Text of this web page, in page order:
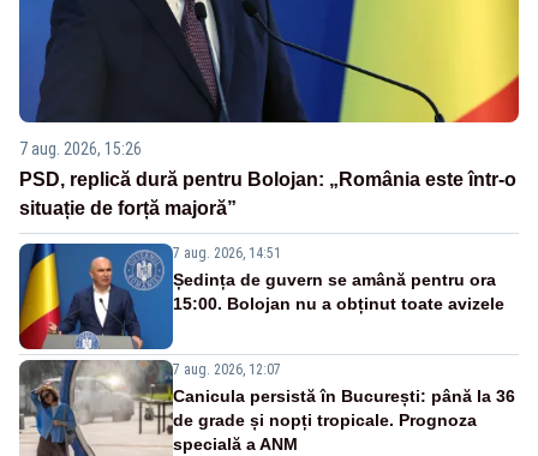
7 aug. 2026, 15:26
PSD, replică dură pentru Bolojan: „România este într-o
situație de forță majoră”
7 aug. 2026, 14:51
Ședința de guvern se amână pentru ora
15:00. Bolojan nu a obținut toate avizele
7 aug. 2026, 12:07
Canicula persistă în București: până la 36
de grade și nopți tropicale. Prognoza
specială a ANM